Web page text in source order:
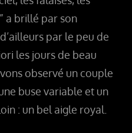
a brillé par son
par le peu de
les jours de beau
observé un couple
buse variable et un
: un bel aigle royal.